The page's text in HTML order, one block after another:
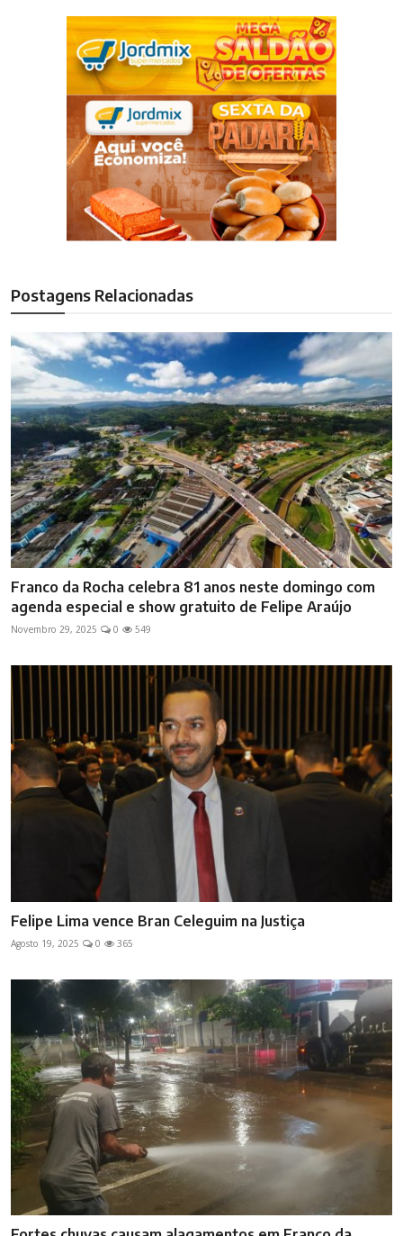
Postagens Relacionadas
Franco da Rocha celebra 81 anos neste domingo com
agenda especial e show gratuito de Felipe Araújo
Novembro 29, 2025 0 549
Felipe Lima vence Bran Celeguim na Justiça
Agosto 19, 2025 0 365